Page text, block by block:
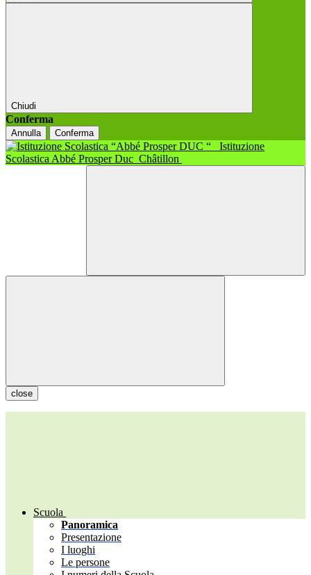
Chiudi
Conferma
Annulla Conferma
Istituzione
Scolastica Abbé Prosper Duc Châtillon
close
Scuola
Panoramica
Presentazione
I luoghi
Le persone